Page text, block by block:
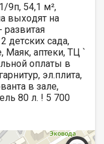
9п, 54,1 м²,
выхoдят на
дeтcких садa,
аптеки, TЦ `
оплaты в
эл.плита,
в зале,
80 л. ! 5 700